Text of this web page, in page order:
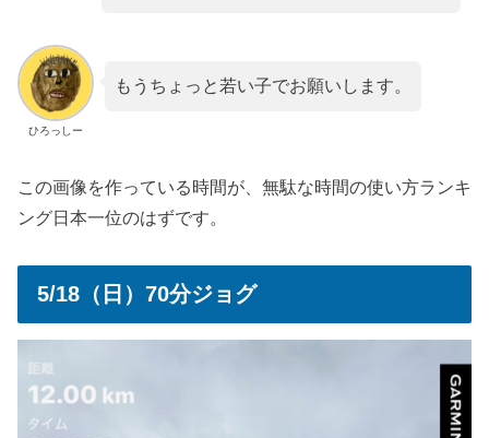
ひろっしー
もうちょっと若い子でお願いします。
この画像を作っている時間が、無駄な時間の使い方ランキ
ング日本一位のはずです。
5/18（日）70分ジョグ